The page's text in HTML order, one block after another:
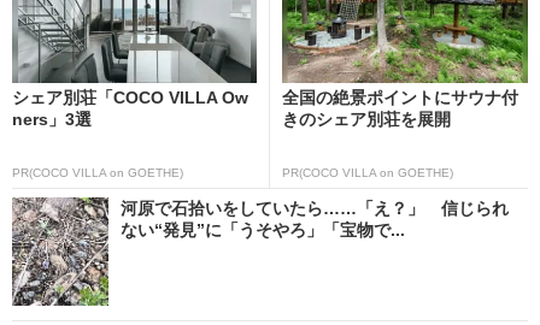
シェア別荘「COCO VILLA Ow
ners」3選
PR(COCO VILLA on GOETHE)
全国の絶景ポイントにサウナ付
きのシェア別荘を展開
PR(COCO VILLA on GOETHE)
河原で石拾いをしていたら……「え？」 信じられ
ない“発見”に「うそやろ」「宝物で...